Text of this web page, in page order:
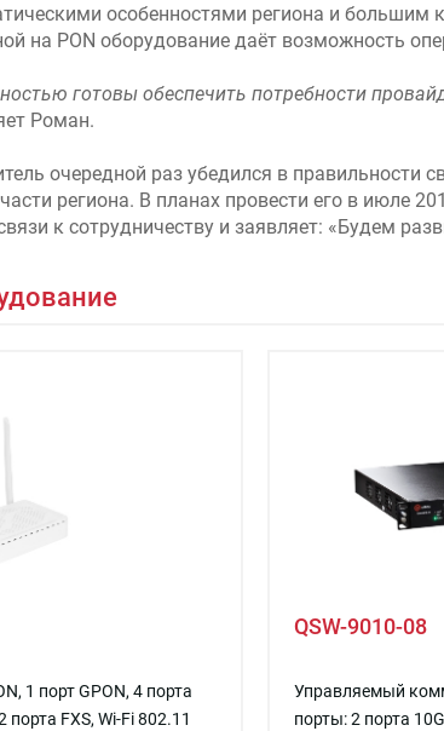
особенностями региона и большим
на PON оборудование даёт возможность
готовы обеспечить потребности
Роман.
очередной раз убедился в правильности
региона. В планах провести его в июле
к сотрудничеству и заявляет: «Будем
1 порт GPON, 4 порта
FXS, Wi-Fi 802.11
QSW-9010-08
Управляемый
порты: 2 порта